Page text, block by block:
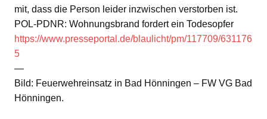
mit, dass die Person leider inzwischen verstorben ist.
POL-PDNR: Wohnungsbrand fordert ein Todesopfer
https://www.presseportal.de/blaulicht/pm/117709/631176
5
—
Bild: Feuerwehreinsatz in Bad Hönningen – FW VG Bad
Hönningen.